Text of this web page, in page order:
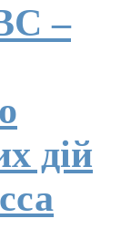
–
дій